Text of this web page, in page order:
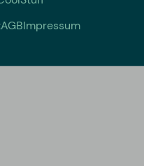
AGBImpressum